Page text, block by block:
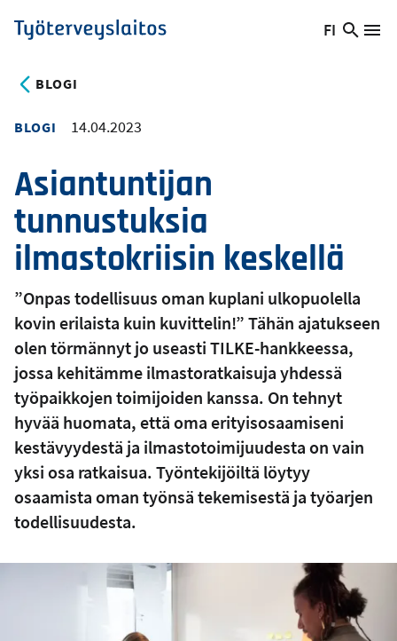
Hyppää
pääsisältöön
Työterveyslaitos
Vaihda
FI
Hae
BLOGI
BLOGI 14.04.2023
Asiantuntijan
tunnustuksia
ilmastokriisin keskellä
”Onpas todellisuus oman kuplani ulkopuolella
kovin erilaista kuin kuvittelin!” Tähän ajatukseen
olen törmännyt jo useasti TILKE-hankkeessa,
jossa kehitämme ilmastoratkaisuja yhdessä
työpaikkojen toimijoiden kanssa. On tehnyt
hyvää huomata, että oma erityisosaamiseni
kestävyydestä ja ilmastotoimijuudesta on vain
yksi osa ratkaisua. Työntekijöiltä löytyy
osaamista oman työnsä tekemisestä ja työarjen
todellisuudesta.